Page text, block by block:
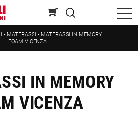
- MATERASSI - MATERASSI IN MEMORY
FOAM VICENZA
IN MEMORY
VICENZA